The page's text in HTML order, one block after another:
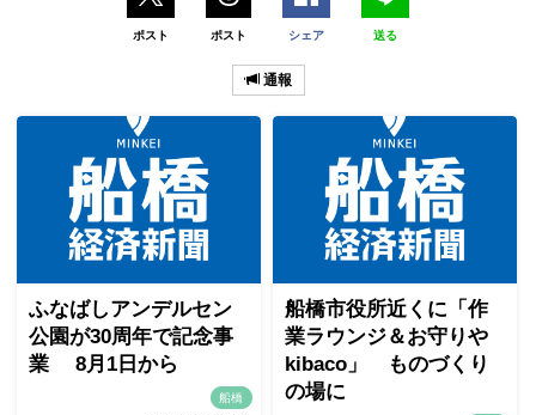
ポスト ポスト シェア 送る
通報
ふなばしアンデルセン
公園が30周年で記念事
業 8月1日から
船橋
船橋市役所近くに「作
業ラウンジ＆お守りや
kibaco」 ものづくり
の場に